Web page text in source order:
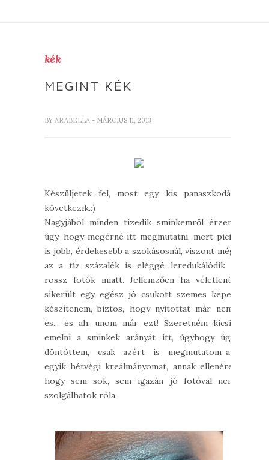
kék
MEGINT KÉK
BY ARABELLA - MÁRCIUS 11, 2013
Készüljetek fel, most egy kis panaszkodás
következik.:)
Nagyjából minden tizedik sminkemről érzem
úgy, hogy megérné itt megmutatni, mert picit
is jobb, érdekesebb a szokásosnál, viszont még
az a tíz százalék is eléggé leredukálódik a
rossz fotók miatt. Jellemzően ha véletlenül
sikerült egy egész jó csukott szemes képet
készítenem, biztos, hogy nyitottat már nem,
és... és ah, unom már ezt! Szeretném kicsit
emelni a sminkek arányát itt, úgyhogy úgy
döntöttem, csak azért is megmutatom az
egyik hétvégi kreálmányomat, annak ellenére,
hogy sem sok, sem igazán jó fotóval nem
szolgálhatok róla.